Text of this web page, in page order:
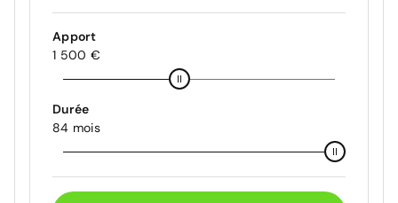
Apport
1 500 €
Durée
84 mois